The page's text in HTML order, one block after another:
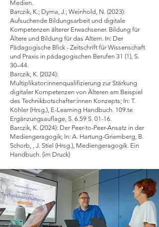
Medien.
Barczik, K.; Dyrna, J.; Weinhold, N. (2023):
Aufsuchende Bildungsarbeit und digitale
Kompetenzen älterer Erwachsener. Bildung für
Ältere und Bildung für das Altern. In: Der
Pädagogische Blick - Zeitschrift für Wissenschaft
und Praxis in pädagogischen Berufen 31 (1), S.
30–44.
Barczik, K. (2024):
Multiplikator:innenqualifizierung zur Stärkung
digitaler Kompetenzen von Älteren am Beispiel
des Technikbotschafter:innen Konzepts; In: T.
Köhler (Hrsg.), E-Learning Handbuch. 109.te
Ergänzungsauflage, S. 6.59 S. 01-16.
Barczik, K. (2024): Der Peer-to-Peer-Ansatz in der
Mediengeragogik; In: A. Hartung-Griemberg, B.
Schorb, , J. Stiel (Hrsg.), Mediengeragogik. Ein
Handbuch. (im Druck)